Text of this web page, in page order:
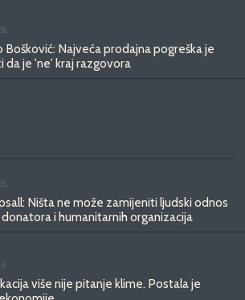
Bošković: Najveća prodajna pogreška je
da je 'ne' kraj razgovora
Ništa ne može zamijeniti ljudski odnos
i humanitarnih organizacija
više nije pitanje klime. Postala je